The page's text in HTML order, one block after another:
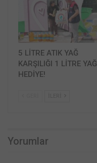
5 LİTRE ATIK YAĞ
KARŞILIĞI 1 LİTRE YAĞ
HEDİYE!
Yorumlar